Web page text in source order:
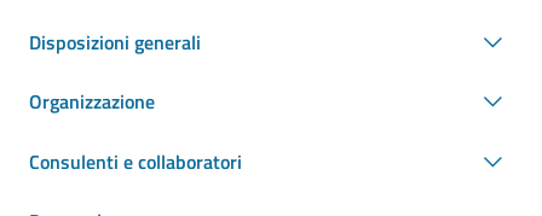
Disposizioni generali
Organizzazione
Consulenti e collaboratori